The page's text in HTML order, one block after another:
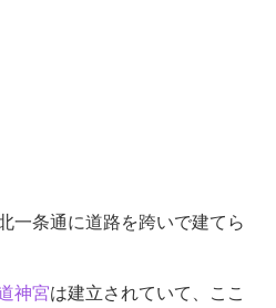
一条通に道路を跨いで建てら
神宮は建立されていて、ここ